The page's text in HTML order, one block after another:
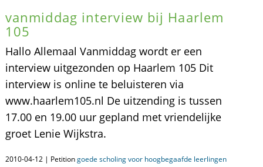
vanmiddag interview bij Haarlem
105
Hallo Allemaal Vanmiddag wordt er een
interview uitgezonden op Haarlem 105 Dit
interview is online te beluisteren via
www.haarlem105.nl De uitzending is tussen
17.00 en 19.00 uur gepland met vriendelijke
groet Lenie Wijkstra.
2010-04-12 | Petitiongoede scholing voor hoogbegaafde leerlingen